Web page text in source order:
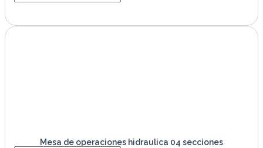
Mesa de operaciones hidraulica 04 secciones